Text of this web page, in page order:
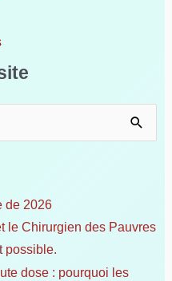
de 2026
le Chirurgien des Pauvres
possible.
dose : pourquoi les